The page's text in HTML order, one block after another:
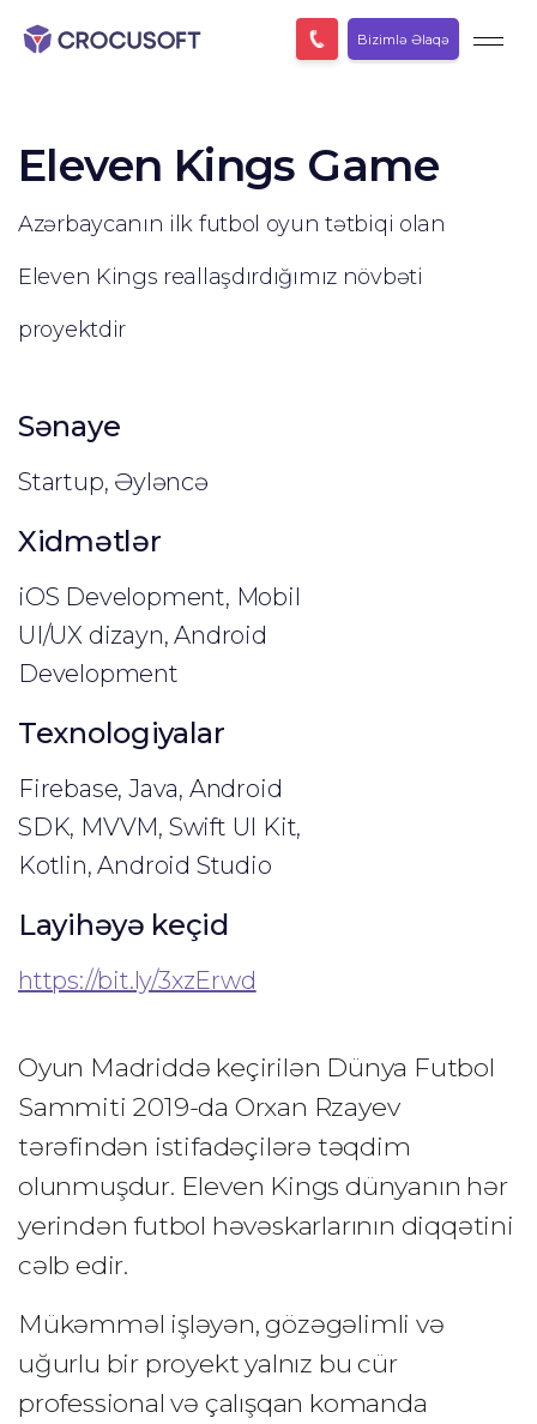
Bizimlə Əlaqə
Eleven Kings Game
Azərbaycanın ilk futbol oyun tətbiqi olan
Eleven Kings reallaşdırdığımız növbəti
proyektdir
Sənaye
Startup, Əyləncə
Xidmətlər
iOS Development, Mobil
UI/UX dizayn, Android
Development
Texnologiyalar
Firebase, Java, Android
SDK, MVVM, Swift UI Kit,
Kotlin, Android Studio
Layihəyə keçid
https://bit.ly/3xzErwd
Oyun Madriddə keçirilən Dünya Futbol
Sammiti 2019-da Orxan Rzayev
tərəfindən istifadəçilərə təqdim
olunmuşdur. Eleven Kings dünyanın hər
yerindən futbol həvəskarlarının diqqətini
cəlb edir.
Mükəmməl işləyən, gözəgəlimli və
uğurlu bir proyekt yalnız bu cür
professional və çalışqan komanda